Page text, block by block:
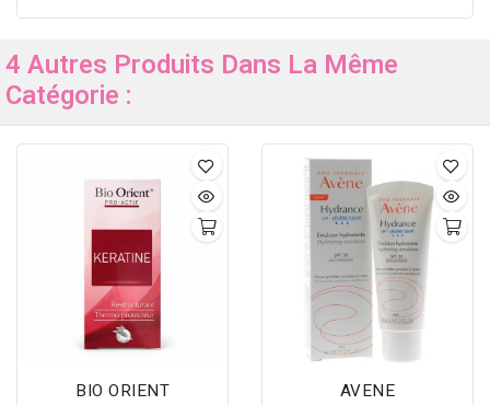
4 Autres Produits Dans La Même
Catégorie :
BIO ORIENT AVENE